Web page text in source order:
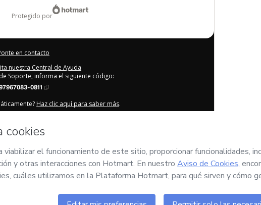
protegido por
en contacto
nuestra Central de Ayuda
Soporte, informa el siguiente código:
0811
Haz clic aquí para saber más.
que (i) entiendo que Hotmart está procesando este pedido en
tiene responsabilidad por el contenido y/o control sobre él; (ii)
,Políticas de Privacidad
por un tutor legal.
aquí
reservados